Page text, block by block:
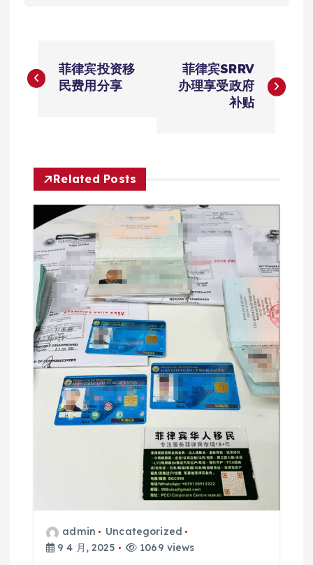
章
航
菲律宾投资移
民费用分享
菲律宾SRRV
办理享受政府
补贴
Related Posts
admin
Uncategorized
9 4 月, 2025
1069 views